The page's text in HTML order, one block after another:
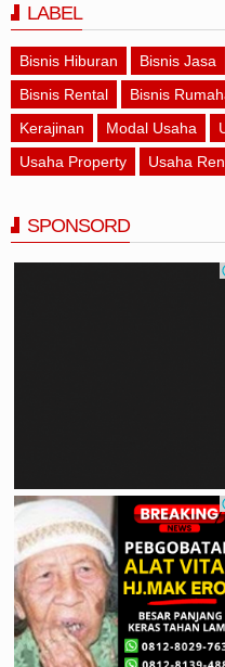
LABEL
Bisnis Hiburan Bisnis Jasa
Bisnis Rental
Bisnis
Kerajinan
Modal Usaha
Usaha Property
Usaha
SPONSORD